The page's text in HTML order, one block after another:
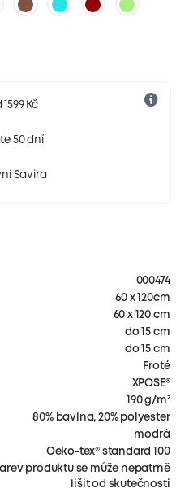
Kč
50 dní
Savira
000474
60 x 120cm
60 x 120 cm
do 15 cm
do 15 cm
Froté
XPOSE®
190 g/m²
80% bavlna, 20% polyester
modrá
Oeko-tex® standard 100
produktu se může nepatrně
lišit od skutečnosti